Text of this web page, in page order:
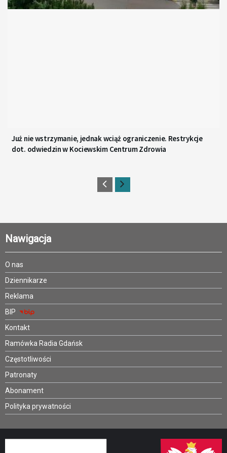
Już nie wstrzymanie, jednak wciąż ograniczenie. Restrykcje
dot. odwiedzin w Kociewskim Centrum Zdrowia
Nawigacja
O nas
Dziennikarze
Reklama
BIP
Kontakt
Ramówka Radia Gdańsk
Częstotliwości
Patronaty
Abonament
Polityka prywatności